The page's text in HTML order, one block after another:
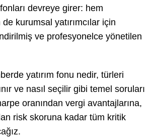
devreye girer: hem
kurumsal yatırımcılar için
ve profesyonelce yönetilen
yatırım fonu nedir, türleri
ve nasıl seçilir gibi temel soruları
oranından vergi avantajlarına,
risk skoruna kadar tüm kritik